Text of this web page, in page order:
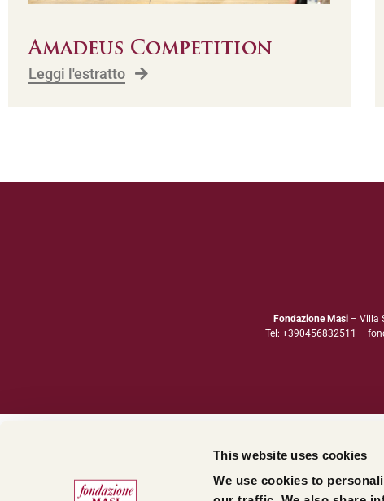
This website uses cookies
We use cookies to
Amadeus Competition
Leggi l'estratto
Fondazione Masi– Villa
Tel: +390456832511 –